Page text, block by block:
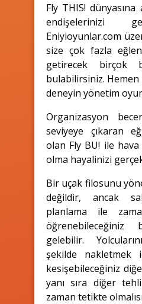
Fly THIS! dünyasına
endişelerinizi
Eniyioyunlar.com
size çok fazla
getirecek birçok
bulabilirsiniz.
deneyin yönetim
Organizasyon
seviyeye çıkaran
olan Fly BU! ile
olma hayalinizi
Bir uçak filosunu
değildir, ancak
planlama ile
gelebilir.
şekilde nakletmek
kesişebileceğiniz
yanı sıra diğer
zaman tetikte